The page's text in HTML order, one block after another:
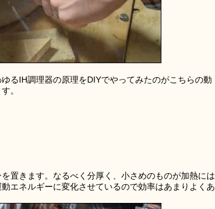
るIH調理器の原理をDIYでやってみたのがこちらの動
。
置きます。なるべく分厚く、小さめのものが加熱には
エネルギーに変化させているので効率はあまりよくあ